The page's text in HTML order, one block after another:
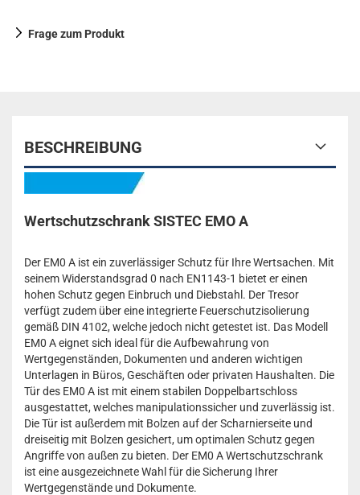
Frage zum Produkt
BESCHREIBUNG
Wertschutzschrank SISTEC EMO A
Der EM0 A ist ein zuverlässiger Schutz für Ihre Wertsachen. Mit
seinem Widerstandsgrad 0 nach EN1143-1 bietet er einen
hohen Schutz gegen Einbruch und Diebstahl. Der Tresor
verfügt zudem über eine integrierte Feuerschutzisolierung
gemäß DIN 4102, welche jedoch nicht getestet ist. Das Modell
EM0 A eignet sich ideal für die Aufbewahrung von
Wertgegenständen, Dokumenten und anderen wichtigen
Unterlagen in Büros, Geschäften oder privaten Haushalten. Die
Tür des EM0 A ist mit einem stabilen Doppelbartschloss
ausgestattet, welches manipulationssicher und zuverlässig ist.
Die Tür ist außerdem mit Bolzen auf der Scharnierseite und
dreiseitig mit Bolzen gesichert, um optimalen Schutz gegen
Angriffe von außen zu bieten. Der EM0 A Wertschutzschrank
ist eine ausgezeichnete Wahl für die Sicherung Ihrer
Wertgegenstände und Dokumente.